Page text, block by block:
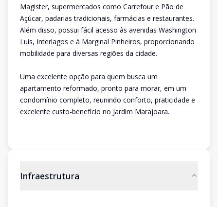
Magister, supermercados como Carrefour e Pão de
Açúcar, padarias tradicionais, farmácias e restaurantes.
Além disso, possui fácil acesso às avenidas Washington
Luís, Interlagos e à Marginal Pinheiros, proporcionando
mobilidade para diversas regiões da cidade.
Uma excelente opção para quem busca um
apartamento reformado, pronto para morar, em um
condomínio completo, reunindo conforto, praticidade e
excelente custo-benefício no Jardim Marajoara.
Infraestrutura